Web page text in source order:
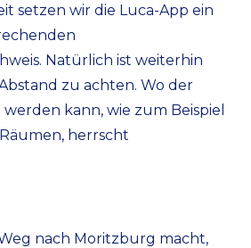
setzen wir die Luca-App ein
Natürlich ist weiterhin
zu achten. Wo der
kann, wie zum Beispiel
herrscht
nach Moritzburg macht,